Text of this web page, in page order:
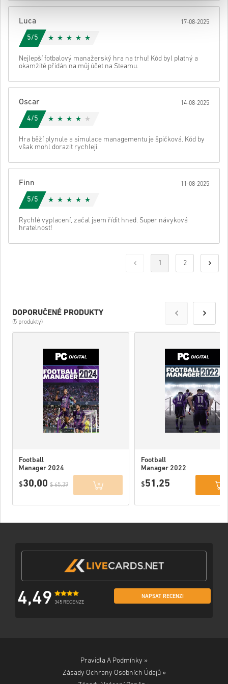
kódu.
Luca 17-08-2025
5/5
Nejlepší fotbalový manažerský hra na trhu! Kód byl platný a
okamžitě přidán na můj účet na Steamu.
Oscar 14-08-2025
4/5
Hra běží plynule a simulace managementu je špičková. Kód by
však mohl dorazit rychleji.
Finn 11-08-2025
5/5
Rychlé vyplacení, začal jsem řídit hned. Super návyková
hratelnost!
1 2
DOPORUČENÉ PRODUKTY
(5 produkty)
Football
Manager 2024
Website) EU
$30,00 $ 65,39
Football
Manager 2022
$51,25
4,49 345 RECENZE
NAPSAT RECENZI
Pravidla A Podmínky »
Zásady Ochrany Osobních Údajů »